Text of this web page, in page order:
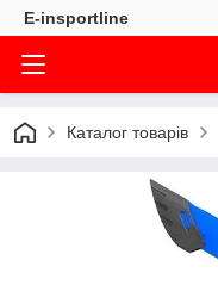
E-insportline
Каталог товарів